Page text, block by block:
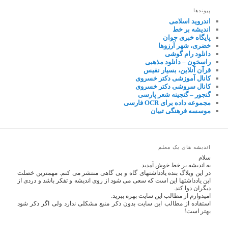
پیوندها
اندروید اسلامی
اندیشه بر خط
پایگاه خبری جوان
خضری، شهر آرزوها
دانلود رام گوشی
راسخون – دانلود مذهبی
قرآن آنلاین، بسیار نفیس
کانال آموزشی دکتر خسروی
کانال سروشی دکتر خسروی
گنجور – گنجینه شعر پارسی
مجموعه داده برای OCR فارسی
موسسه فرهنگی تبیان
اندیشه های یک معلم
سلام
به اندیشه بر خط خوش آمدید.
در این وبلاگ بنده یادداشتهای گاه و بی گاهی منتشر می کنم. مهمترین خصلت
این یادداشتها این است که سعی می شود از روی اندیشه و تفکر باشد و دردی از
دیگران دوا کند.
امیدوارم از مطالب این سایت بهره ببرید.
استفاده از مطالب این سایت بدون ذکر منبع مشکلی ندارد ولی اگر ذکر شود
بهتر است!